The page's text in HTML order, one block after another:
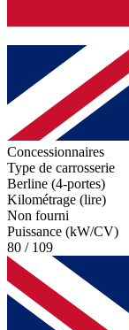
Concessionnaires
Type de carrosserie
Berline (4-portes)
Kilométrage (lire)
Non fourni
Puissance (kW/CV)
80 / 109